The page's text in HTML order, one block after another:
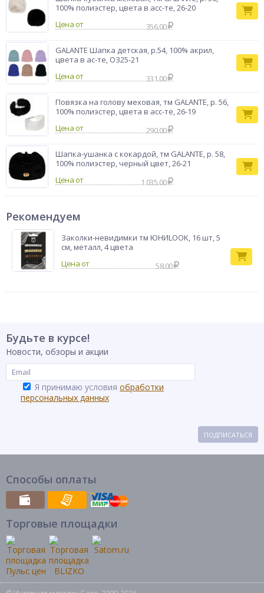
100% полиэстер, цвета в асс-те, 26-20
Цена от
356.00
GALANTE Шапка детская, р.54, 100% акрил,
цвета в ас-те, ОЗ25-21
Цена от
331.00
Повязка на голову меховая, тм GALANTE, р. 56,
100% полиэстер, цвета в асс-те, 26-19
Цена от
290.00
Шапка-ушанка с кокардой, тм GALANTE, р. 58,
100% полиэстер, черный цвет, 26-21
Цена от
1 035.00
Рекомендуем
Заколки-невидимки тм ЮНИLOOK, 16 шт, 5
см, металл, 4 цвета
58.00
Будьте в курсе!
Новости, обзоры и акции
Я принимаю условия обработки
персональных данных
ПОДПИСАТЬСЯ
Способы оплаты
Торговые площадки